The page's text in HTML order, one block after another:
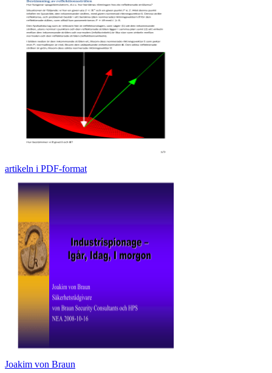
artikeln i PDF-format
Joakim von Braun